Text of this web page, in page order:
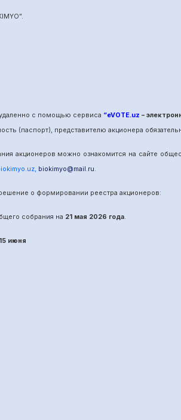
”.
с помощью сервиса “eVOTE.uz –
(паспорт), представителю акционера
акционеров можно ознакомится на сайте
, biokimyo@mail.ru.
о формировании реестра акционеров:
собрания на 21 мая 2026 года.
15 июня